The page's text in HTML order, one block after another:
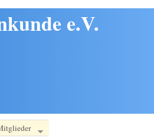
e.V.